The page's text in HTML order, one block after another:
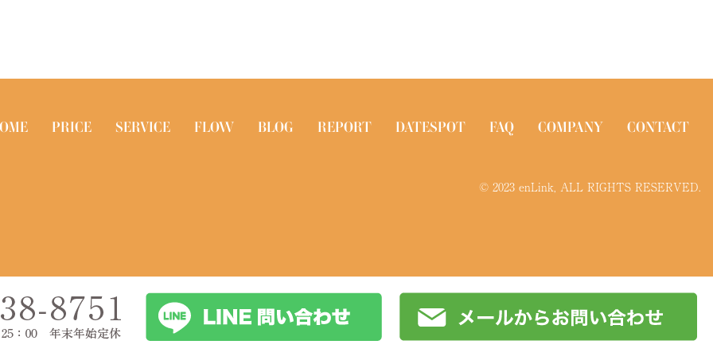
PRICE SERVICE FLOW BLOG REPORT DATESPOT FAQ COMPANY CONTACT
© 2023 enLink, ALL RIGHTS RESERVED.